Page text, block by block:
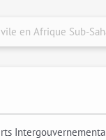
en Afrique Sub-